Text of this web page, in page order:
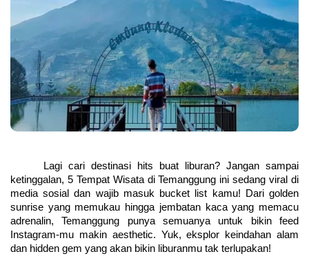
Lagi cari destinasi hits buat liburan? Jangan sampai
ketinggalan, 5 Tempat Wisata di Temanggung ini sedang viral di
media sosial dan wajib masuk bucket list kamu! Dari golden
sunrise yang memukau hingga jembatan kaca yang memacu
adrenalin, Temanggung punya semuanya untuk bikin feed
Instagram-mu makin aesthetic. Yuk, eksplor keindahan alam
dan hidden gem yang akan bikin liburanmu tak terlupakan!